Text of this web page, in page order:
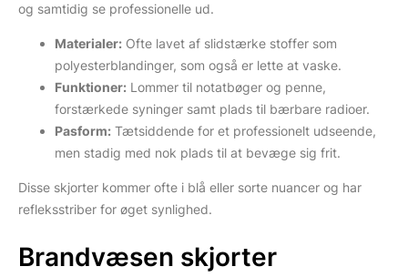
og samtidig se professionelle ud.
Materialer: Ofte lavet af slidstærke stoffer som
polyesterblandinger, som også er lette at vaske.
Funktioner: Lommer til notatbøger og penne,
forstærkede syninger samt plads til bærbare radioer.
Pasform: Tætsiddende for et professionelt udseende,
men stadig med nok plads til at bevæge sig frit.
Disse skjorter kommer ofte i blå eller sorte nuancer og har
refleksstriber for øget synlighed.
Brandvæsen skjorter